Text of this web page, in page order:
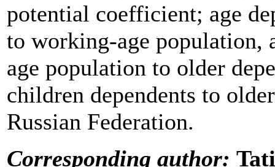
potential coefficient; age
to working-age population,
age population to older
children dependents to
Russian Federation.
Corresponding author: